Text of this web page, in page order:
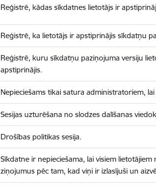
Reģistrē, kādas sīkdatnes lietotājs ir
Reģistrē, ka lietotājs ir apstiprinājis sīkdatņu
Reģistrē, kuru sīkdatņu paziņojuma versiju
apstiprinājis.
Nepieciešams tikai satura administratoriem,
Sesijas uzturēšana no slodzes dalīšanas
Drošības politikas sesija.
Sīkdatne ir nepieciešama, lai visiem lietotājiem
ziņojumus pēc tam, kad viņi ir izlasījuši un